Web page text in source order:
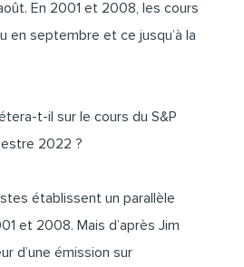
En 2001 et 2008, les cours
en septembre et ce jusqu’à la
t-il sur le cours du S&P
2022 ?
établissent un parallèle
et 2008. Mais d’après Jim
d’une émission sur